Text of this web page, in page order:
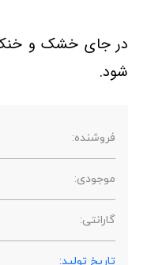
در جای خشک و خنک
شود.
فروشنده:
موجودی:
گارانتی:
تاریخ تولید: